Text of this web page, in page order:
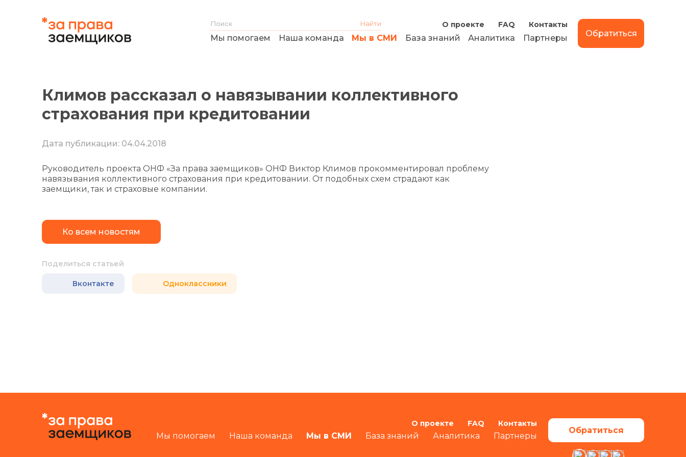
О проекте FAQ Контакты
Мы помогаем Наша команда Мы в СМИ База знаний Аналитика Партнеры Обратиться
Климов рассказал о навязывании коллективного
страхования при кредитовании
Дата публикации: 04.04.2018
Руководитель проекта ОНФ «За права заемщиков» ОНФ Виктор Климов прокомментировал проблему
навязывания коллективного страхования при кредитовании. От подобных схем страдают как
заемщики, так и страховые компании.
Ко всем новостям
Поделиться статьей
Вконтакте Одноклассники
Мы помогаем Наша команда Мы в СМИ База знаний Аналитика Партнеры
О проекте FAQ Контакты
Обратиться